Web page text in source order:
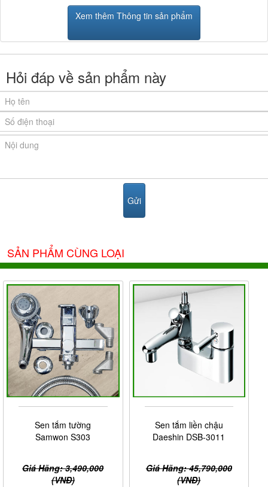
Xem thêm Thông tin sản phẩm
Hỏi đáp về sản phẩm này
SẢN PHẨM CÙNG LOẠI
Sen tắm tường
Samwon S303
Giá Hãng: 3,490,000
(VNĐ)
Sen tắm liền chậu
Daeshin DSB-3011
Giá Hãng: 45,790,000
(VNĐ)